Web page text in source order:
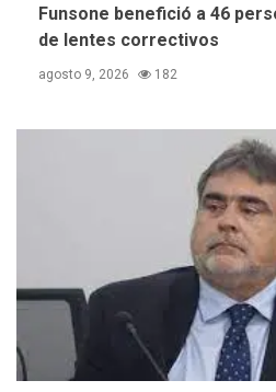
Funsone benefició a 46
de lentes correctivos
agosto 9, 2026 182